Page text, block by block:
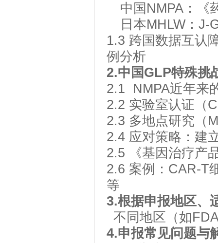
中国 NMPA ：《
日本MHLW： J-
1.3 跨国数据互认
例分析
2.中国GLP特殊挑
2.1 NMPA近年来
2.2 实验室认证（
2.3 多地点研究（
2.4 应对策略：建
2.5
《基因治疗产
2.6 案例： CAR-T
等
3.根据申报地区、
不同地区（如
4.申报常见问题与